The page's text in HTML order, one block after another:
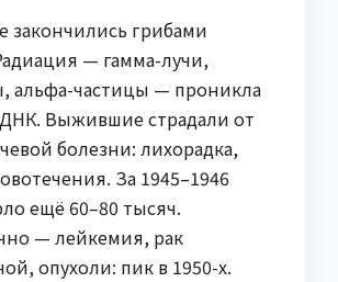
закончились грибами
— гамма-лучи,
альфа-частицы — проникла
Выжившие страдали от
болезни: лихорадка,
За 1945–1946
ещё 60–80 тысяч.
— лейкемия, рак
опухоли: пик в 1950-х.